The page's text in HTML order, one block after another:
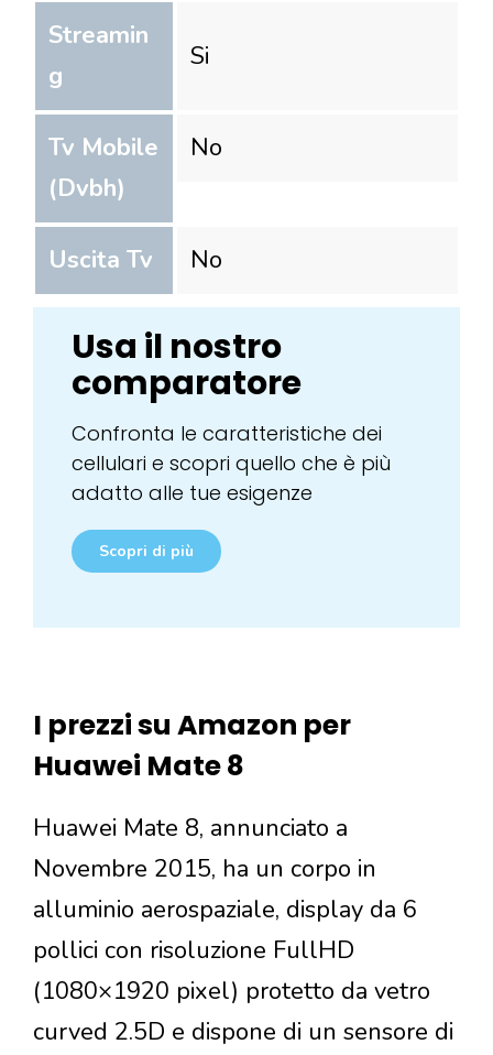
Streamin
g
Si
Tv Mobile
(Dvbh)
No
Uscita Tv No
Usa il nostro
comparatore
Confronta le caratteristiche dei
cellulari e scopri quello che è più
adatto alle tue esigenze
Scopri di più
I prezzi su Amazon per
Huawei Mate 8
Huawei Mate 8, annunciato a
Novembre 2015, ha un corpo in
alluminio aerospaziale, display da 6
pollici con risoluzione FullHD
(1080×1920 pixel) protetto da vetro
curved 2.5D e dispone di un sensore di